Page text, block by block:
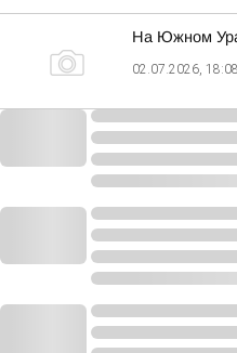
На Южном
02.07.2026, 18:08